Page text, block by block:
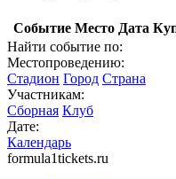
Событие Место Дата
Найти событие по:
Местопроведению:
Стадион Город Страна
Участникам:
Сборная Клуб
Дате:
Календарь
formula1tickets.ru